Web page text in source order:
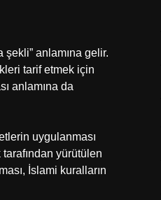
anlamına gelir.
tarif etmek için
anlamına da
uygulanması
yürütülen
İslami kuralların